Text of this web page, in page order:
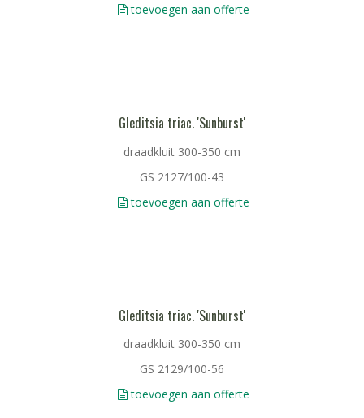
toevoegen aan offerte
Gleditsia triac. 'Sunburst'
draadkluit 300-350 cm
GS 2127/100-43
toevoegen aan offerte
Gleditsia triac. 'Sunburst'
draadkluit 300-350 cm
GS 2129/100-56
toevoegen aan offerte